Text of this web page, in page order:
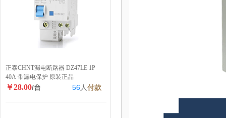
正泰CHNT漏电断路器 DZ47LE 1P
40A 带漏电保护 原装正品
￥28.00/台 56人付款